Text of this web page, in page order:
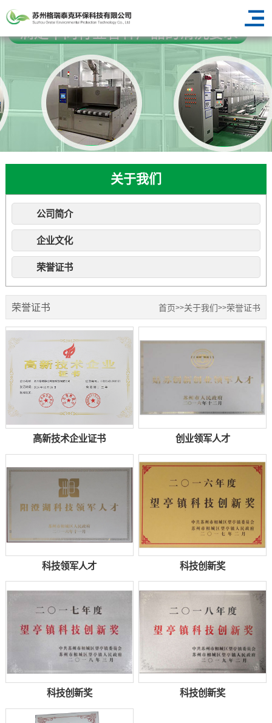
关于我们
公司简介
企业文化
荣誉证书
荣誉证书 首页>>关于我们>>荣誉证书
高新技术企业证书 创业领军人才
科技领军人才 科技创新奖
科技创新奖 科技创新奖